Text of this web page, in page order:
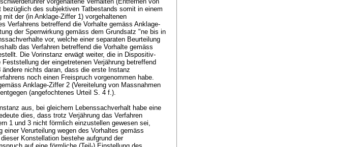
des subjektiven Tatbestands somit in einem
der (in Anklage-Ziffer 1) vorgehaltenen
Verfahrens betreffend die Vorhalte gemäss Anklage-
der Sperrwirkung gemäss dem Grundsatz "ne bis in
vor, welche einer separaten Beurteilung
das Verfahren betreffend die Vorhalte gemäss
Die Vorinstanz erwägt weiter, die in Dispositiv-
der eingetretenen Verjährung betreffend
nichts daran, dass die erste Instanz
noch einen Freispruch vorgenommen habe.
Anklage-Ziffer 2 (Vereitelung von Massnahmen
(angefochtenes Urteil S. 4 f.).
aus, bei gleichem Lebenssachverhalt habe eine
dies, dass trotz Verjährung das Verfahren
1 und 3 nicht förmlich einzustellen gewesen sei,
Verurteilung wegen des Vorhaltes gemäss
Konstellation bestehe aufgrund der